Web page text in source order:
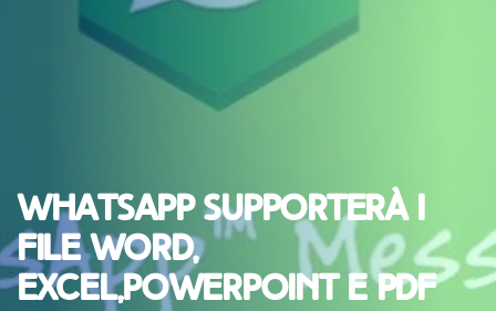
WhatsApp supporterà i
file Word,
Excel,PowerPoint e PDF